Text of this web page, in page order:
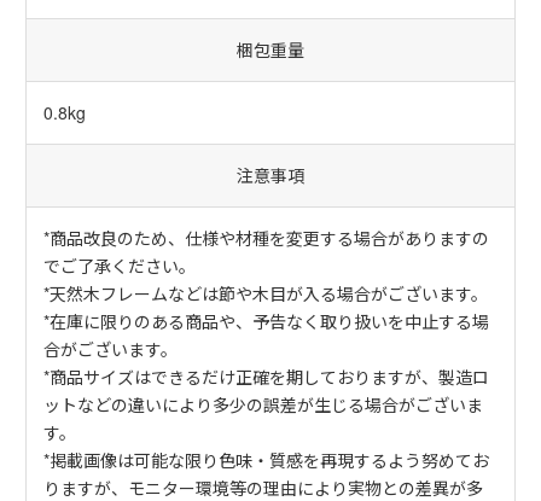
梱包重量
0.8kg
注意事項
*商品改良のため、仕様や材種を変更する場合がありますの
でご了承ください。
*天然木フレームなどは節や木目が入る場合がございます。
*在庫に限りのある商品や、予告なく取り扱いを中止する場
合がございます。
*商品サイズはできるだけ正確を期しておりますが、製造ロ
ットなどの違いにより多少の誤差が生じる場合がございま
す。
*掲載画像は可能な限り色味・質感を再現するよう努めてお
りますが、モニター環境等の理由により実物との差異が多